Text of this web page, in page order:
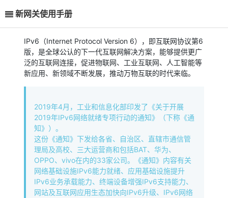
新网关使用手册
IPv6（Internet Protocol Version 6），即互联网协议第6
版，是全球公认的下一代互联网解决方案，能够提供更广
泛的互联网连接，促进物联网、工业互联网、人工智能等
新应用、新领域不断发展，推动万物互联的时代来临。
2019年4月，工业和信息化部印发了《关于开展
2019年IPv6网络就绪专项行动的通知》（下称《通
知》）。
这份《通知》下发给各省、自治区、直辖市通信管
理局及高校、三大运营商和包括BAT、华为、
OPPO、vivo在内的33家公司。《通知》内容有关
网络基础设施IPv6能力就绪、应用基础设施提升
IPv6业务承载能力、终端设备增强IPv6支持能力、
网站及互联网应用生态加快向IPv6升级、IPv6网络